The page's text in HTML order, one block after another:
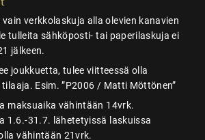
verkkolaskuja alla olevien kanavien
tulleita sähköposti- tai paperilaskuja ei
jälkeen.
joukkuetta, tulee viitteessä olla
Esim. ”P2006 / Matti Möttönen”
maksuaika vähintään 14vrk.
1.6.-31.7. lähetetyissä laskuissa
vähintään 21vrk.